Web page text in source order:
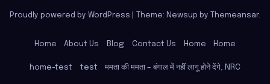
Proudly powered by WordPress Theme: Newsup by Themeansar.
Home About Us Blog Contact Us Home Home
home-test test ममता की ममता – बंगाल में नहीं लागू होने देंगे, NRC